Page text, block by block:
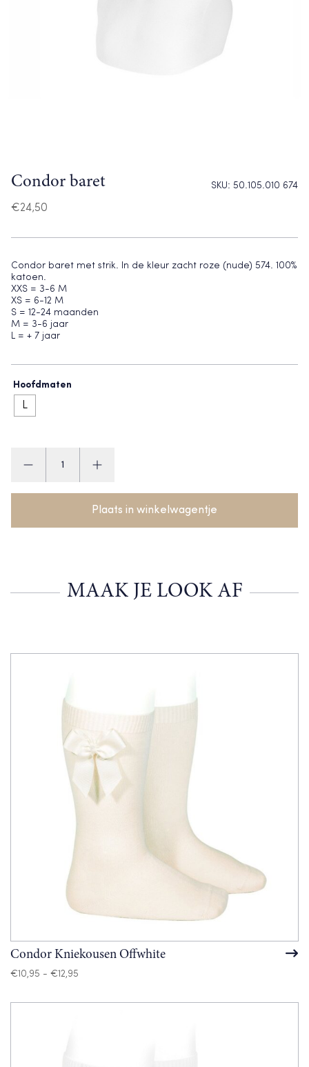
Condor baret SKU: 50.105.010 674
€24,50
Condor baret met strik. In de kleur zacht roze (nude) 574. 100%
katoen.
XXS = 3-6 M
XS = 6-12 M
S = 12-24 maanden
M = 3-6 jaar
L = + 7 jaar
Hoofdmaten
L
baret
Plaats in winkelwagentje
MAAK JE LOOK AF
Condor Kniekousen Offwhite
€10,95 - €12,95